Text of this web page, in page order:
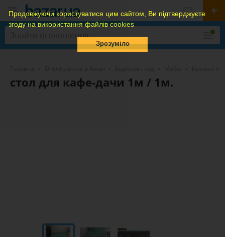
Продовжуючи користуватися цим сайтом, Ви підтверджуєте
згоду на використання файлів cookies
Зрозуміло
стол для кафе-дачи 1м / 1м.